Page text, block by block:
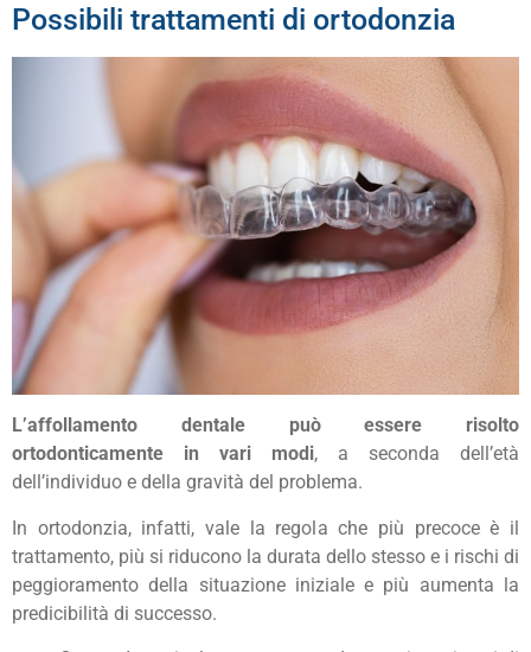
Possibili trattamenti di ortodonzia
L’affollamento dentale può essere risolto
ortodonticamente in vari modi, a seconda dell’età
dell’individuo e della gravità del problema.
In ortodonzia, infatti, vale la regola che più precoce è il
trattamento, più si riducono la durata dello stesso e i rischi di
peggioramento della situazione iniziale e più aumenta la
predicibilità di successo.